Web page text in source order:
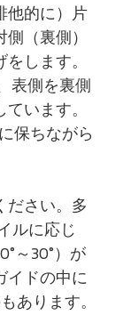
他的に）片
（裏側）
します。
表側を裏側
います。
保ちながら
ださい。多
ルに応じ
～30°）が
イドの中に
あります。